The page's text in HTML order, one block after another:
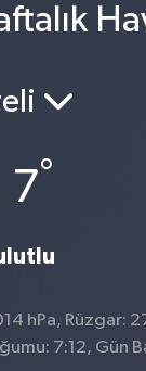
7°
hPa, Rüzgar:
7:12, Gün